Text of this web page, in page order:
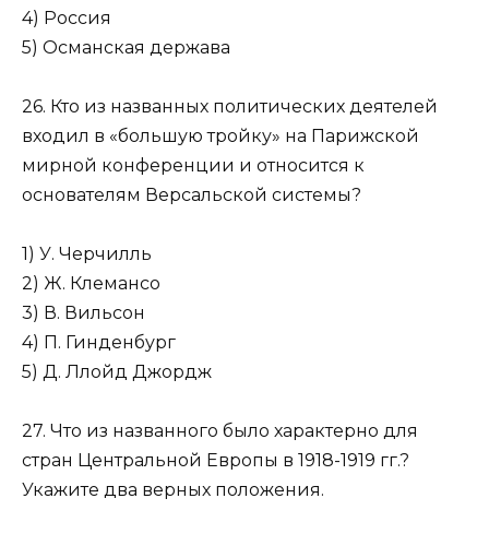
4) Россия
5) Османская держава
26. Кто из названных политических деятелей
входил в «большую тройку» на Парижской
мирной конференции и относится к
основателям Версальской системы?
1) У. Черчилль
2) Ж. Клемансо
3) В. Вильсон
4) П. Гинденбург
5) Д. Ллойд Джордж
27. Что из названного было характерно для
стран Центральной Европы в 1918-1919 гг.?
Укажите два верных поло­жения.